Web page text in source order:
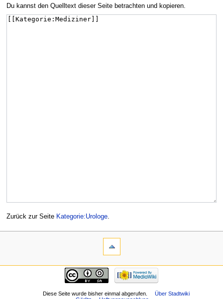
Du kannst den Quelltext dieser Seite betrachten und kopieren.
Zurück zur Seite Kategorie:Urologe.
Diese Seite wurde bisher einmal abgerufen.
Über Stadtwiki